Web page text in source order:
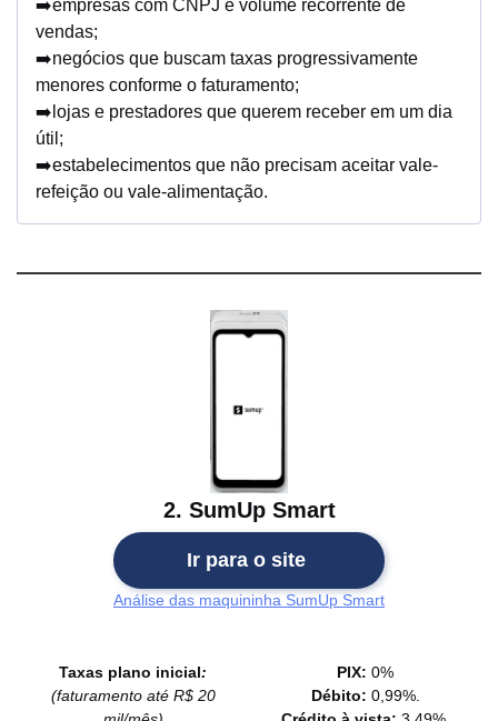
➡️empresas com CNPJ e volume recorrente de
vendas;
➡️negócios que buscam taxas progressivamente
menores conforme o faturamento;
➡️lojas e prestadores que querem receber em um dia
útil;
➡️estabelecimentos que não precisam aceitar vale-
refeição ou vale-alimentação.
2. SumUp Smart
Ir para o site
Análise das maquininha SumUp Smart
Taxas plano inicial:
(faturamento até R$ 20
PIX: 0%
Débito: 0,99%.